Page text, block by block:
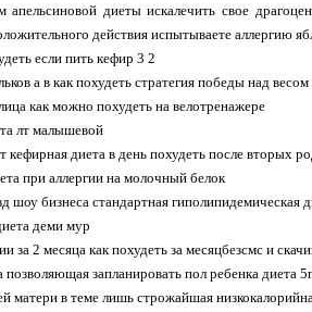
диеты искалечить свое
действия испытываете аллергию
если пить кефир 3 2
а в как похудеть стратегия победы над
как можно похудеть на велотренажере
лт малышевой
кефирная диета в день похудеть после вторых
при аллергии на молочный белок
шоу бизнеса стандартная гиполипидемическая
деми мур
за 2 месяца как похудеть за месяцбезсмс и
позволяющая запланировать пол ребенка диета
матери в теме лишь строжайшая